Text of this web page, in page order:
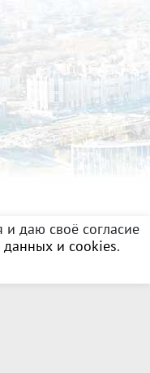
даю своё согласие
данных и cookies.